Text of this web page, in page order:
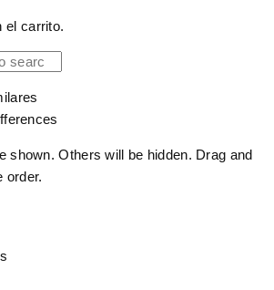
el carrito.
shown. Others will be hidden. Drag and
order.